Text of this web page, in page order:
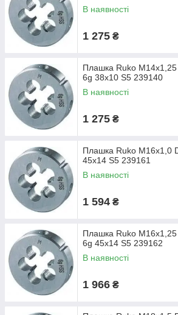
В наявності
1 275 ₴
Плашка Ruko
6g 38x10 S5 239140
В наявності
1 275 ₴
Плашка Ruko M16x1,0
45x14 S5 239161
В наявності
1 594 ₴
Плашка Ruko
6g 45x14 S5 239162
В наявності
1 966 ₴